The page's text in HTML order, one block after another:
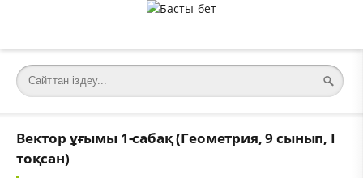
Вектор ұғымы 1-сабақ (Геометрия, 9 сынып, I
тоқсан)